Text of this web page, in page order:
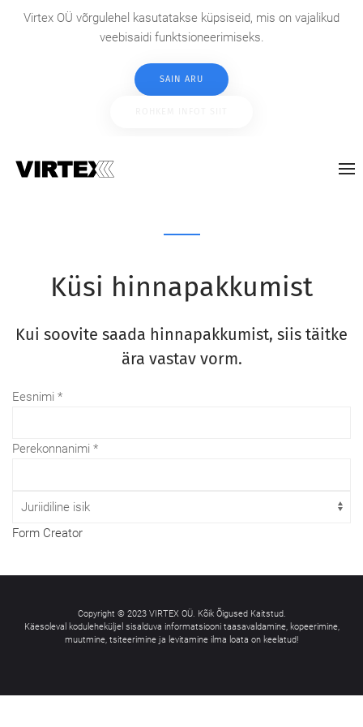
Virtex OÜ võrgulehel kasutatakse küpsiseid, mis on vajalikud
veebisaidi funktsioneerimiseks.
SAIN ARU
Küsi hinnapakkumist
Kui soovite saada hinnapakkumist, siis täitke
ära vastav vorm.
Eesnimi *
Perekonnanimi *
Form Creator
Copyright © 2023 VIRTEX OÜ. Kõik Õigused Kaitstud.
Käesoleval koduleheküljel sisalduva informatsiooni taasavaldamine, kopeerimine,
muutmine, tsiteerimine ja levitamine ilma loata on keelatud!